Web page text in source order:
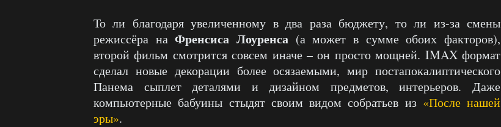
То ли благодаря увеличенному в два раза бюджету, то ли из-за смены
режиссёра наФренсиса Лоуренса (а может в сумме обоих факторов),
второй фильм смотрится совсем иначе – он просто мощней. IMAX формат
сделал новые декорации более осязаемыми, мир постапокалиптического
Панема сыплет деталями и дизайном предметов, интерьеров. Даже
компьютерные бабуины стыдят своим видом собратьев из «После нашей
эры».